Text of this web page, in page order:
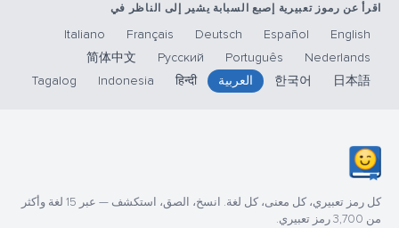
اقرأ عن رموز تعبيرية إصبع السبابة يشير إلى الناظر في
English
Español
Deutsch
Français
Italiano
Nederlands
Português
Русский
简体中文
日本語
한국어 العربية हिन्दी
Indonesia
Tagalog
كل رمز تعبيري، كل معنى، كل لغة. انسخ، الصق، استكشف — عبر 15 لغة وأكثر
من 3,700 رمز تعبيري.